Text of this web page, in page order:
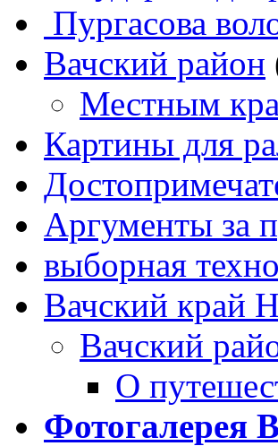
Пургасова
Вачский район
Местным
Картины для
Аргументы за
выборная
Вачский край
Вачский
О
Фотогалерея